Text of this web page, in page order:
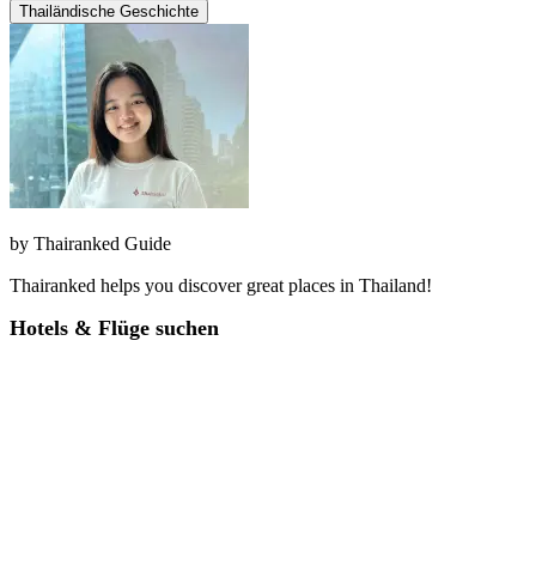
Thailändische Geschichte
by Thairanked Guide
Thairanked helps you discover great places in Thailand!
Hotels & Flüge suchen